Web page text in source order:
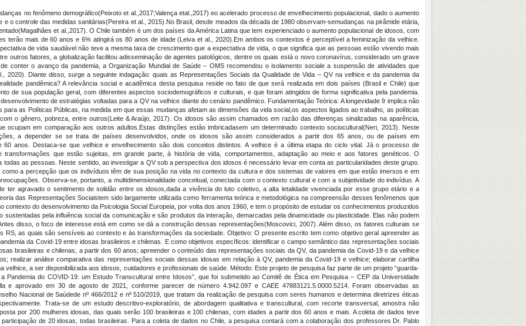
no fenômeno demográfico(Peixoto et al.,2017;Valença etal.,2017) eo acelerado processo de envelhecimento populacional, dado o aumento
o controle das medidas sanitárias(Pereira et al., 2015).No Brasil, desde meados da década de 1980 observam-semudanças na pirâmide etária,
et al.,2017). O Chile também é um dos países da América Latina que tem experienciado o aumento populacional de idosos, com
terão mais de 60 anos e 6% atingirá os 80 anos de idade (Leiva et al., 2020).Em ambos os contextos é perceptível a feminização da velhice.
de vida saudável não teve a mesma taxa de crescimento que a expectativa de vida, o que significa que as pessoas estão vivendo mais
outros fatores, a globalização facilitou adisseminação de agentes patológicos, dentre os quais está o novo coronavírus, considerado um grave
conter o avanço da pandemia, a Organização Mundial de Saúde – OMS recomendou o isolamento sociale a suspensão de atividades que
2020). Diante disso, surge a seguinte indagação: quais as Representações Sociais da Qualidade de Vida – QV na velhice e da pandemia da
pandêmica? A relevância social e acadêmica desta pesquisa reside no fato de que será realizada em dois países (Brasil e Chile) que
de sua população geral, com diferentes aspectos sociodemográficos e culturais, e que foram atingidos de forma significativa pela pandemia.
de estratégias voltadas para a QV na velhice diante do cenário pandêmico. Fundamentação Teórica: A longevidade 9 implica não
as Políticas Públicas, na medida em que essas mudanças afetam as dimensões da vida social,os aspectos ligados ao trabalho, as políticas
o gênero, pobreza, entre outros(Leite & Araújo, 2017). Os idosos são assim chamados em razão das diferenças sinalizadas na aparência,
ocupam em comparação aos outros adultos.Estas distinções estão imbricadasem um determinado contexto sociocultural(Neri, 2013). Neste
a depender se se trata de países desenvolvidos, onde os idosos são assim considerados a partir dos 65 anos, ou de países em
60 anos. Destaca-se que velhice e envelhecimento são dois conceitos distintos. A velhice é a última etapa do ciclo vital. Já o processo de
transformações que estão sujeitas, em grande parte, à história de vida, comportamentos, adaptação ao meio e aos fatores genéticos. O
todas as pessoas. Neste sentido, ao investigar a QV sob a perspectiva dos idosos é necessário levar em conta as particularidades deste grupo.
a percepção que os indivíduos têm de sua posição na vida no contexto da cultura e dos sistemas de valores em que estão imersos e em
Observa-se, portanto, a multidimensionalidade conceitual, conectada com o contexto cultural e com a subjetividade do indivíduo. A
ter agravado o sentimento de solidão entre os idosos,dada a vivência do luto coletivo, a alta letalidade vivenciada por esse grupo etário e a
das Representações Sociaistem sido largamente utilizada como ferramenta teórica e metodológica na compreensão desses fenômenos que
contexto do desenvolvimento da Psicologia Social Europeia, por volta dos anos 1960, e tem o propósito de estudar os conhecimentos produzidos
pela influência social da comunicação e são produtos da interação, demarcadas pela dinamicidade ou plasticidade. Elas não podem
disso, o foco de interesse está em como se dá a construção dessas representações(Moscovici, 2007). Além disso, os fatores culturais se
RS, as quais são sensíveis ao contexto e às transformações da sociedade. Objetivo: O presente escrito tem como objetivo geral apreender as
da Covid-19 entre idosas brasileiros e chilenas. E como objetivos específicos: identificar o campo semântico das representações sociais
brasileiras e chilenas, a partir dos 60 anos; apreender o conteúdo das representações sociais da QV, da pandemia da Covid-19 e da velhice
realizar análise comparativa das representações sociais dessas idosas em relação à QV, pandemia da Covid-19 e velhice; elaborar cartilha
velhice, a ser disponibilizada aos idosos, cuidadores e profissionais de saúde. Método: Este projeto de pesquisa faz parte de um projeto “guarda-
Pandemia do COVID-19: um Estudo Transcultural entre Idosos”, que foi submetido ao Comitê de Ética em Pesquisa – CEP da Universidade
e aprovado em 30 de agosto de 2021, conforme parecer de número 4.942.097 e CAEE 47883121.5.0000.5214. Foram observadas as
Nacional de Saúdede nº 466/2012 e nº 510/2019, que tratam da realização de pesquisa com seres humanos e determina diretrizes éticas
Trata-se de um estudo descritivo-exploratório, de abordagem qualitativa e transcultural, com recorte transversal, amostra não
por 200 mulheres idosas, das quais serão 100 brasileiras e 100 chilenas, com idades a partir dos 60 anos e mais. A coleta de dados teve
de 20 idosas, todas brasileiras. Para a coleta de dados no Chile, a pesquisa contará com a colaboração dos professores Dr. Pablo